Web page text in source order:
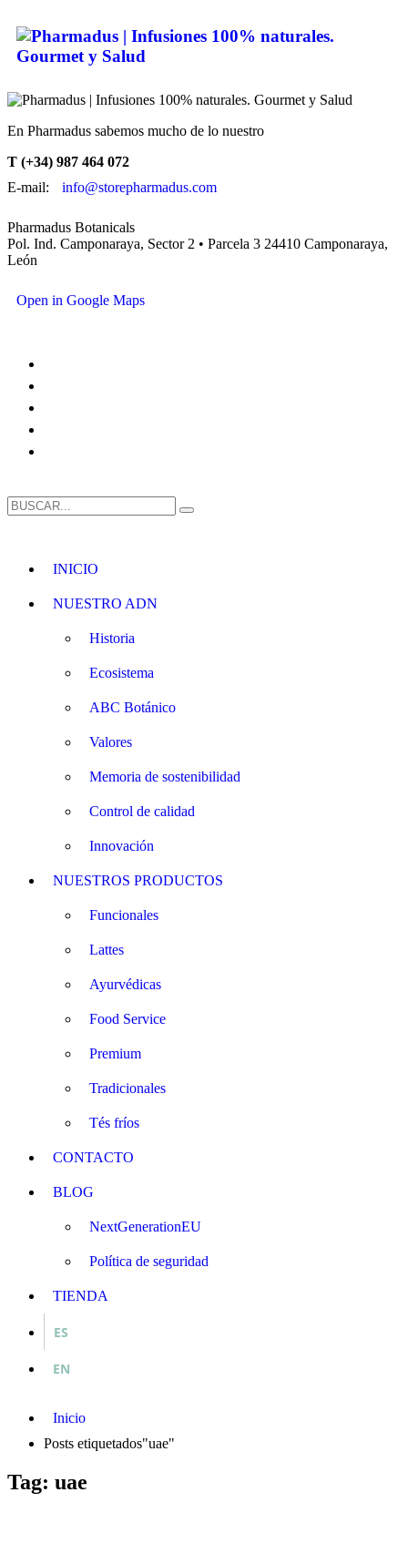
En Pharmadus sabemos mucho de lo nuestro
T (+34) 987 464 072
E-mail:
info@storepharmadus.com
Pharmadus Botanicals
Pol. Ind. Camponaraya, Sector 2 • Parcela 3 24410 Camponaraya,
León
Open in Google Maps
INICIO
NUESTRO ADN
Historia
Ecosistema
ABC Botánico
Valores
Memoria de sostenibilidad
Control de calidad
Innovación
NUESTROS PRODUCTOS
Funcionales
Lattes
Ayurvédicas
Food Service
Premium
Tradicionales
Tés fríos
CONTACTO
BLOG
NextGenerationEU
Política de seguridad
TIENDA
ES
EN
Inicio
Posts etiquetados"uae"
Tag: uae